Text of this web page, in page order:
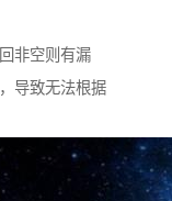
非空则有漏
导致无法根据